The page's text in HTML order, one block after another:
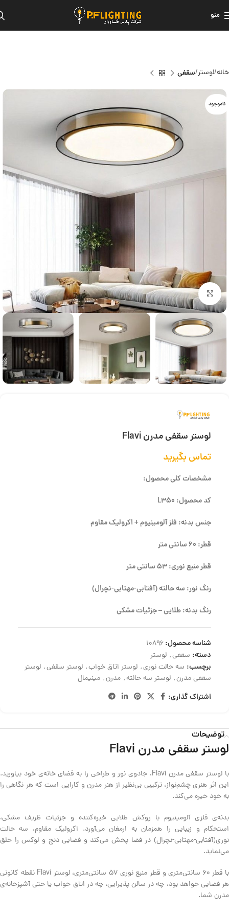
منو
خانه لوستر سقفی
ناموجود
بزرگنمایی تصویر
لوستر سقفی مدرن Flavi
تماس بگیرید
مشخصات کلی محصول:
کد محصول: L350
جنس بدنه: فلز آلومینیوم + اکرولیک مقاوم
قطر: 60 سانتی متر
قطر منبع نوری: 53 سانتی متر
رنگ نور: سه حالته (آفتابی-مهتابی-نچرال)
رنگ بدنه: طلایی – جزئیات مشکی
شناسه محصول:10896
دسته: سقفی, لوستر
برچسب: سه حالت نوری, لوستر اتاق خواب, لوستر سقفی, لوستر
سقفی مدرن, لوستر سه حالته, مدرن, مینیمال
اشتراک گذاری:
توضیحات
لوستر سقفی مدرن Flavi
با لوستر سقفی مدرن Flavi، جادوی نور و طراحی را به فضای خانه‌ی خود بیاورید.
این اثر هنری چشم‌نواز، ترکیبی بی‌نظیر از هنر مدرن و کارایی است که هر نگاهی را
به خود خیره می‌کند.
بدنه‌ی فلزی آلومینیوم با روکش طلایی خیره‌کننده و جزئیات ظریف مشکی،
استحکام و زیبایی را همزمان به ارمغان می‌آورد. اکرولیک مقاوم، سه حالت
نوری(آفتابی-مهتابی-نچرال) در فضا پخش می‌کند و فضایی دنج و لوکس را خلق
می‌نماید.
با قطر 60 سانتی‌متری و قطر منبع نوری 57 سانتی‌متری، لوستر Flavi نقطه کانونی
هر فضایی خواهد بود، چه در سالن پذیرایی، چه در اتاق خواب یا حتی آشپزخانه‌ی
مدرن شما.